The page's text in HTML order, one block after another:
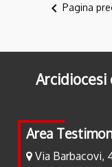
navigate_before Pagina
Arcidiocesi
Area
Via Barbacovi,